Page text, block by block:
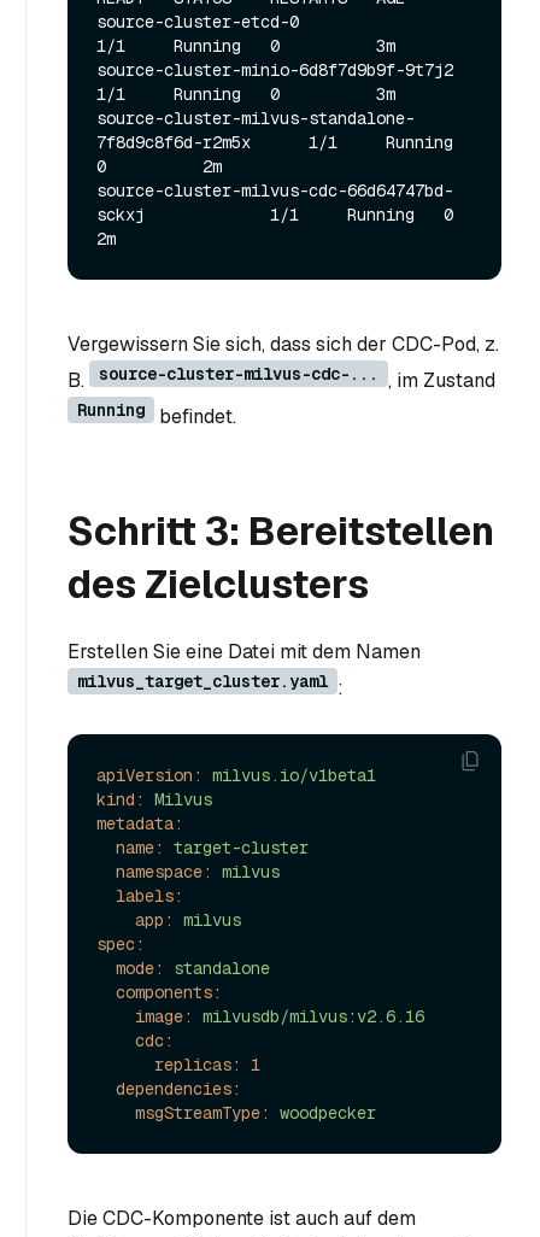
source-cluster-etcd-0
1/1     Running   0          3m
source-cluster-minio-6d8f7d9b9f-9t7j2
1/1     Running   0          3m
source-cluster-milvus-standalone-
7f8d9c8f6d-r2m5x      1/1     Running
0          2m
source-cluster-milvus-cdc-66d64747bd-
sckxj             1/1     Running   0
Vergewissern Sie sich, dass sich der CDC-Pod, z.
B.
source-cluster-milvus-cdc-... , im Zustand
Running befindet.
Schritt 3: Bereitstellen
des Zielclusters
Erstellen Sie eine Datei mit dem Namen
milvus_target_cluster.yaml :
apiVersion:
milvus.io/v1beta1
kind:
Milvus
metadata:
name:
target-cluster
namespace:
milvus
labels:
app:
milvus
spec:
mode:
standalone
components:
image:
milvusdb/milvus:v2.6.16
cdc:
replicas:
1
dependencies:
msgStreamType:
woodpecker
Die CDC-Komponente ist auch auf dem